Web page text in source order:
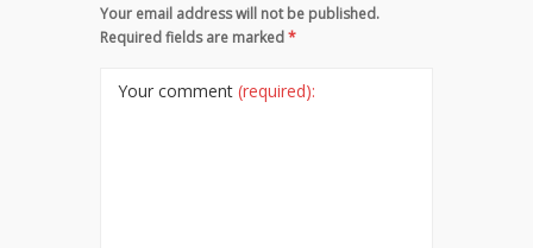
Your email address will not be published.
Required fields are marked*
Your comment (required):